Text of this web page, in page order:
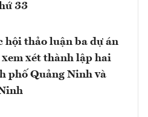
33
hội thảo luận ba dự án
xét thành lập hai
phố Quảng Ninh và